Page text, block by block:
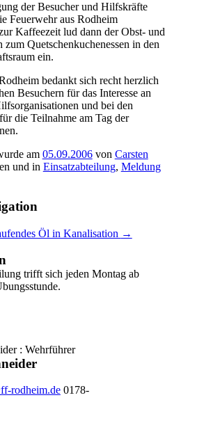
der Besucher und Hilfskräfte
Feuerwehr aus Rodheim
Kaffeezeit lud dann der Obst- und
zum Quetschenkuchenessen in den
ein.
bedankt sich recht herzlich
Besuchern für das Interesse an
und bei den
die Teilnahme am Tag der
am 05.09.2006von Carsten
und in Einsatzabteilung, Meldung
Öl in Kanalisation →
trifft sich jeden Montag ab
rodheim.de0178-